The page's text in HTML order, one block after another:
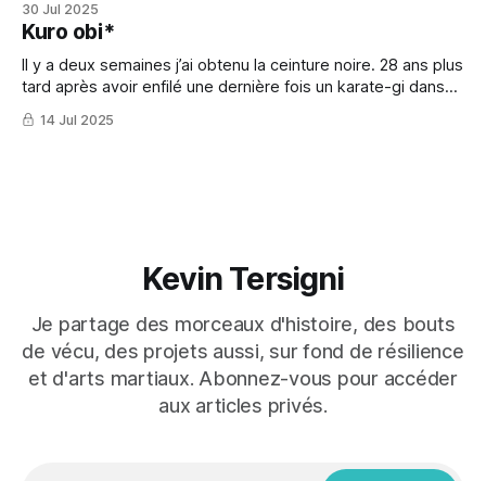
30 Jul 2025
Kuro obi*
Il y a deux semaines j’ai obtenu la ceinture noire. 28 ans plus
tard après avoir enfilé une dernière fois un karate-gi dans
ma vie d’ado.
14 Jul 2025
Kevin Tersigni
Je partage des morceaux d'histoire, des bouts
de vécu, des projets aussi, sur fond de résilience
et d'arts martiaux. Abonnez-vous pour accéder
aux articles privés.